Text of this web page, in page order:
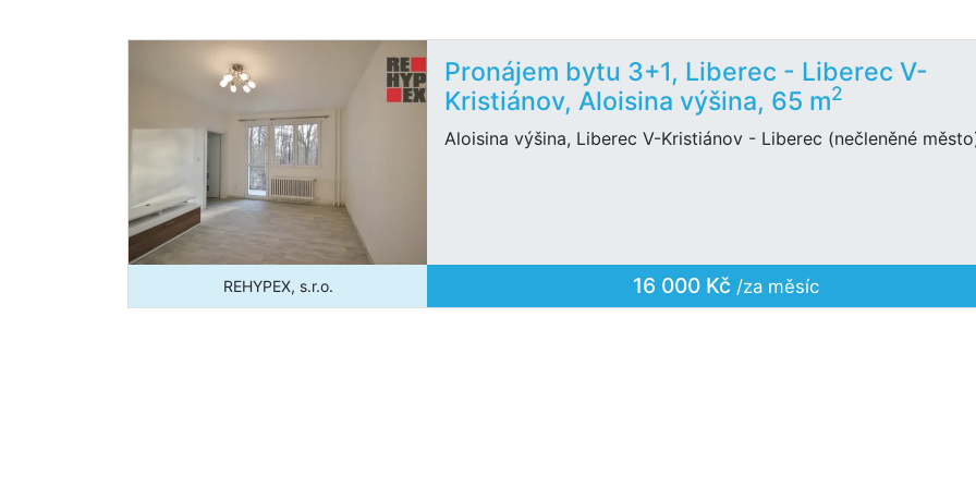
Pronájem bytu 3+1, Liberec - Liberec V-
Kristiánov, Aloisina výšina, 65 m2
Aloisina výšina, Liberec V-Kristiánov - Liberec (nečleněné
REHYPEX, s.r.o. 16 000 Kč /za měsíc